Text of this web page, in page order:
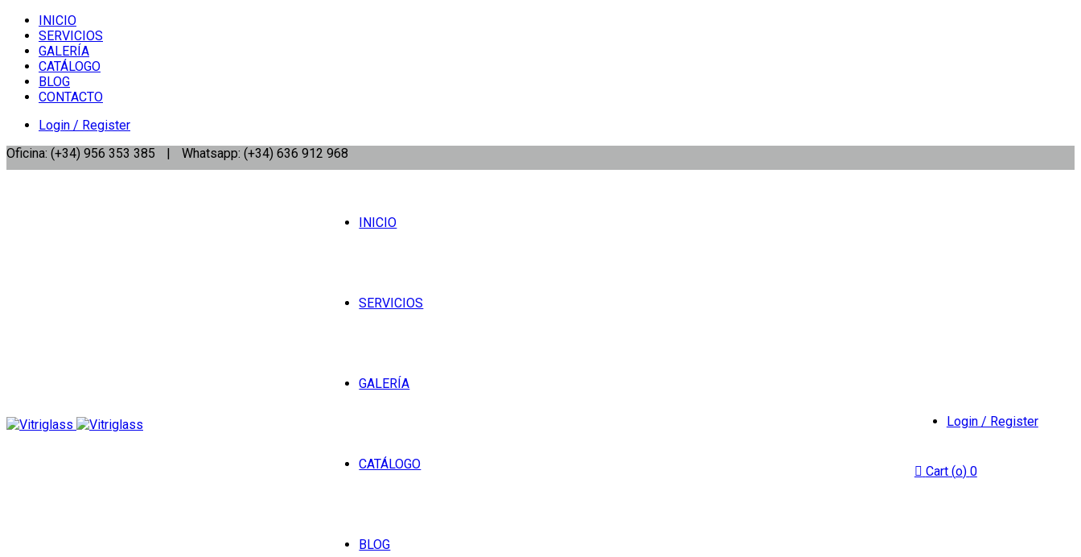
INICIO
SERVICIOS
GALERÍA
CATÁLOGO
BLOG
CONTACTO
Login / Register
Oficina: (+34) 956 353 385
| Whatsapp: (+34) 636 912 968
INICIO
SERVICIOS
GALERÍA
CATÁLOGO
BLOG
Login / Register
Cart (o) 0